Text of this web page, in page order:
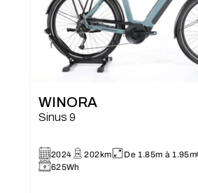
WINORA
Sinus 9
2024 202km De 1.85m à 1.95m
625Wh